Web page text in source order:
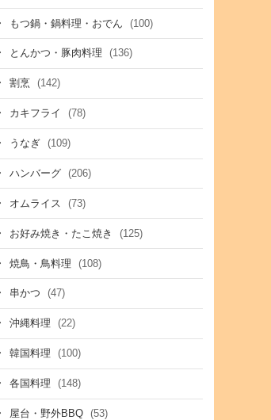
もつ鍋・鍋料理・おでん (100)
とんかつ・豚肉料理 (136)
割烹 (142)
カキフライ (78)
うなぎ (109)
ハンバーグ (206)
オムライス (73)
お好み焼き・たこ焼き (125)
焼鳥・鳥料理 (108)
串かつ (47)
沖縄料理 (22)
韓国料理 (100)
各国料理 (148)
屋台・野外BBQ (53)